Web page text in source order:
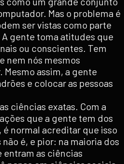
Mas o problema é
ser vistas como parte
gente toma atitudes que
ou conscientes. Tem
nem nós mesmos
assim, a gente
e colocar as pessoas
ciências exatas. Com a
que a gente tem dos
normal acreditar que isso
é, e pior: na maioria dos
entram as ciências